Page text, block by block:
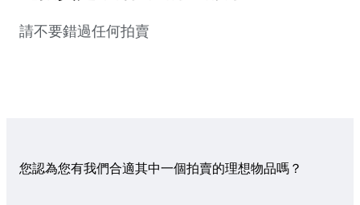
請不要錯過任何拍賣
您認為您有我們合適其中一個拍賣的理想物品嗎？